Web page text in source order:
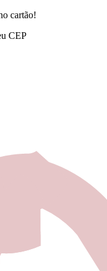
cartão!
CEP